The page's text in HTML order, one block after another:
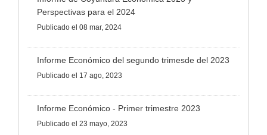
Perspectivas para el 2024
Publicado el 08 mar, 2024
Informe Económico del segundo trimesde del 2023
Publicado el 17 ago, 2023
Informe Económico - Primer trimestre 2023
Publicado el 23 mayo, 2023